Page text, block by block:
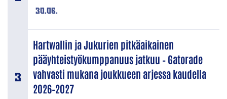
30.06.
Hartwallin ja Jukurien pitkäaikainen
pääyhteistyökumppanuus jatkuu – Gatorade
vahvasti mukana joukkueen arjessa kaudella
2026–2027